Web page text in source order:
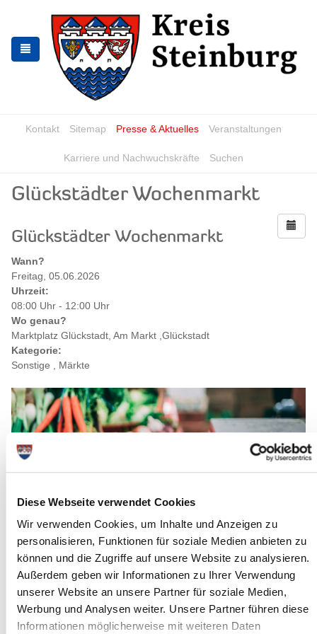
Diese Webseite verwendet Cookies
Wir verwenden Cookies, um Inhalte und Anzeigen zu
personalisieren, Funktionen für soziale Medien anbieten zu
können und die Zugriffe auf unsere Website zu analysieren.
Außerdem geben wir Informationen zu Ihrer Verwendung
unserer Website an unsere Partner für soziale Medien,
Werbung und Analysen weiter. Unsere Partner führen diese
Informationen möglicherweise mit weiteren Daten
springen
springen
Kontakt Sitemap Presse & Aktuelles Veranstaltungen
Karriere und Nachwuchskräfte Suchen
Glückstädter Wochenmarkt
Glückstädter Wochenmarkt
Wann?
Freitag, 05.06.2026
Uhrzeit:
08:00 Uhr - 12:00 Uhr
Wo genau?
Marktplatz Glückstadt, Am Markt ,Glückstadt
Kategorie:
Sonstige , Märkte
Quelle : inigo-de-la-maza-unsplash
Langbeschreibung